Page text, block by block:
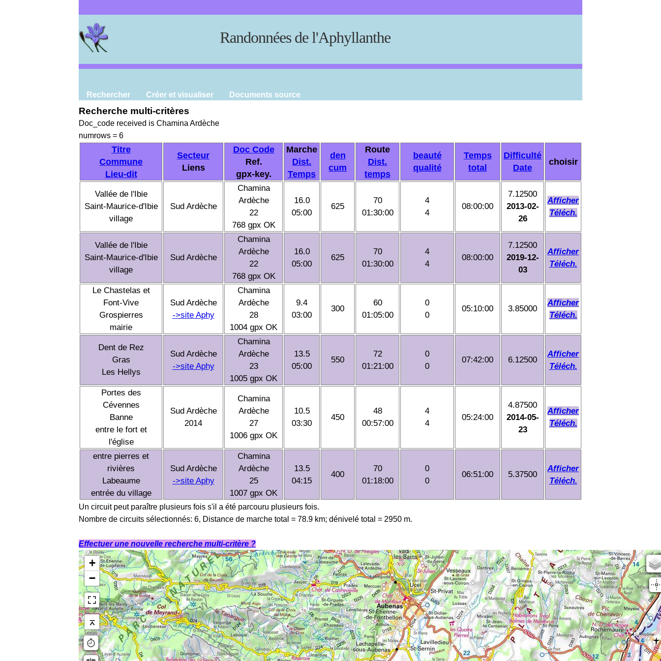
Randonnées de l'Aphyllanthe
Rechercher Créer et visualiser Documents source
Recherche multi-critères
Doc_code received is Chamina Ardèche
numrows = 6
Titre
Commune
Lieu-dit
Secteur
Liens
Doc Code
Ref.
gpx-key.
Marche
Dist.
Temps
den
cum
Route
Dist.
temps
beauté
qualité
Temps
total
Difficulté
Date
choisir
Vallée de l'Ibie
Saint-Maurice-d'Ibie
village
Sud Ardèche
Chamina
Ardèche
22
768 gpx OK
16.0
05:00
625
70
01:30:00
4
4
08:00:00
7.12500
2013-02-
26
Afficher
Téléch.
Vallée de l'Ibie
Saint-Maurice-d'Ibie
village
Sud Ardèche
Chamina
Ardèche
22
768 gpx OK
16.0
05:00
625
70
01:30:00
4
4
08:00:00
7.12500
2019-12-
03
Afficher
Téléch.
Le Chastelas et
Font-Vive
Grospierres
mairie
Sud Ardèche
->site Aphy
Chamina
Ardèche
28
1004 gpx OK
9.4
03:00
300
60
01:05:00
0
0
05:10:00 3.85000
Afficher
Téléch.
Dent de Rez
Gras
Les Hellys
Sud Ardèche
->site Aphy
Chamina
Ardèche
23
1005 gpx OK
13.5
05:00
550
72
01:21:00
0
0
07:42:00 6.12500
Afficher
Téléch.
Portes des
Cévennes
Banne
entre le fort et
l'église
Sud Ardèche
2014
Chamina
Ardèche
27
1006 gpx OK
10.5
03:30
450
48
00:57:00
4
4
05:24:00
4.87500
2014-05-
23
Afficher
Téléch.
entre pierres et
rivières
Labeaume
entrée du village
Sud Ardèche
->site Aphy
Chamina
Ardèche
25
1007 gpx OK
13.5
04:15
400
70
01:18:00
0
0
06:51:00 5.37500
Afficher
Téléch.
Un circuit peut paraître plusieurs fois s'il a été parcouru plusieurs fois.
Nombre de circuits sélectionnés: 6, Distance de marche total = 78.9 km; dénivelé total = 2950 m.
Effectuer une nouvelle recherche multi-critère ?
+
−
⌅
Scan25
OSM
planIGN
IGN Sat